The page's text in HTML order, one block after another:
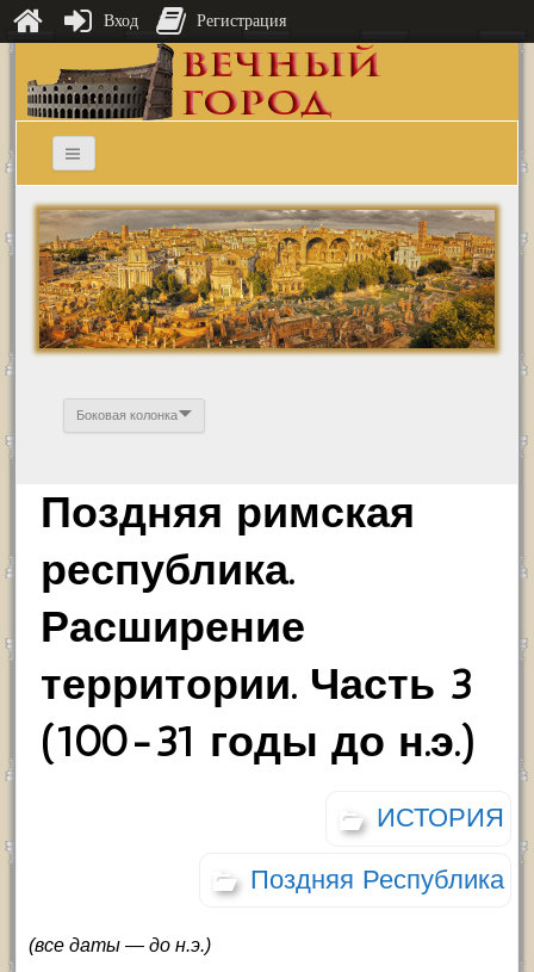
Боковая колонка
Поздняя римская
республика.
Расширение
территории. Часть 3
(100-31 годы до н.э.)
ИСТОРИЯ
Поздняя Республика
(все даты — до н.э.)
Вход Регистрация